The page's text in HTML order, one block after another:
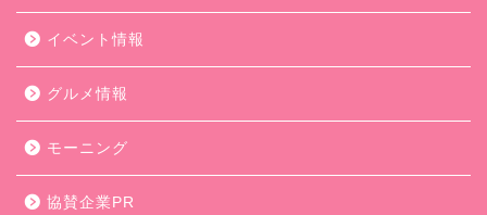
イベント情報
グルメ情報
モーニング
協賛企業PR